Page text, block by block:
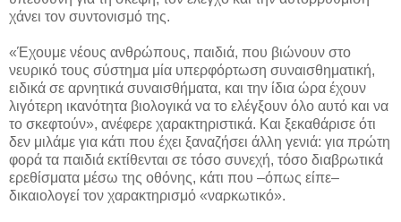
χάνει τον συντονισμό της.
«Έχουμε νέους ανθρώπους, παιδιά, που βιώνουν στο
νευρικό τους σύστημα μία υπερφόρτωση συναισθηματική,
ειδικά σε αρνητικά συναισθήματα, και την ίδια ώρα έχουν
λιγότερη ικανότητα βιολογικά να το ελέγξουν όλο αυτό και να
το σκεφτούν», ανέφερε χαρακτηριστικά. Και ξεκαθάρισε ότι
δεν μιλάμε για κάτι που έχει ξαναζήσει άλλη γενιά: για πρώτη
φορά τα παιδιά εκτίθενται σε τόσο συνεχή, τόσο διαβρωτικά
ερεθίσματα μέσω της οθόνης, κάτι που –όπως είπε–
δικαιολογεί τον χαρακτηρισμό «ναρκωτικό».